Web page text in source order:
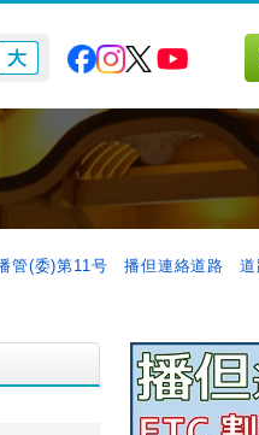
播管(委)第11号 播但連絡道路